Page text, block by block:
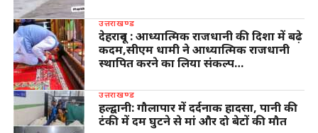
उत्तराखण्ड
देहरादून : आध्यात्मिक राजधानी की दिशा में बढ़े
कदम,सीएम धामी ने आध्यात्मिक राजधानी
स्थापित करने का लिया संकल्प…
उत्तराखण्ड
हल्द्वानी: गौलापार में दर्दनाक हादसा, पानी की
टंकी में दम घुटने से मां और दो बेटों की मौत